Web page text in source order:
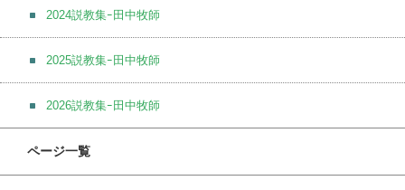
2024説教集ｰ田中牧師
2025説教集ｰ田中牧師
2026説教集ｰ田中牧師
ページ一覧